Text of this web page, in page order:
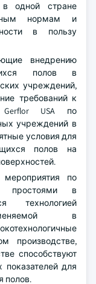
одной стране
нормам и
в пользу
внедрению
полов в
учреждений,
требований к
Gerflor USA по
учреждений в
условия для
полов на
по
простоями в
технологией
в
производстве,
способствуют
для
полов.